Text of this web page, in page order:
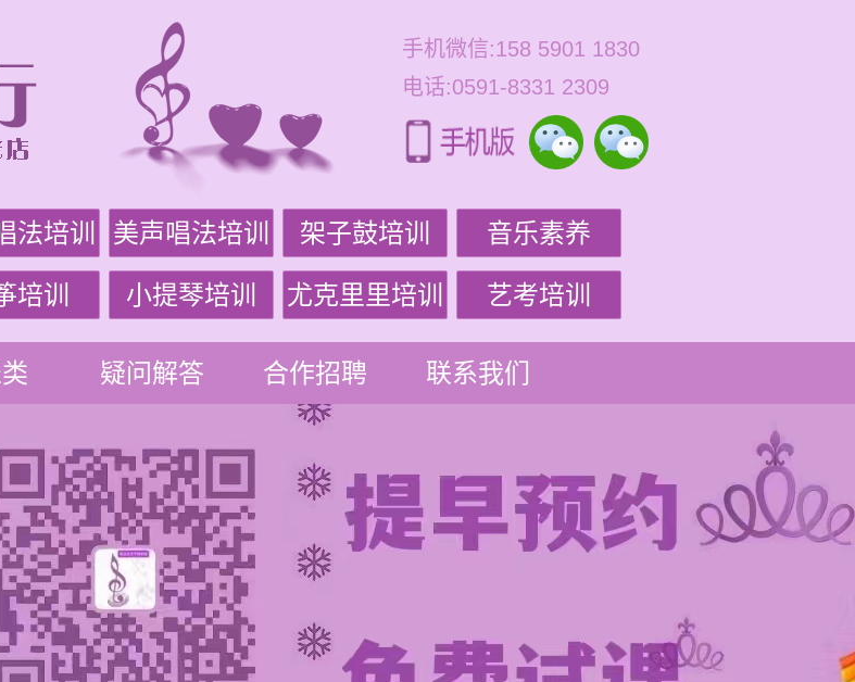
手机微信:158 5901 1830
电话:0591-8331 2309
法培训 美声唱法培训 架子鼓培训 音乐素养
培训 小提琴培训 尤克里里培训 艺考培训
疑问解答 合作招聘 联系我们